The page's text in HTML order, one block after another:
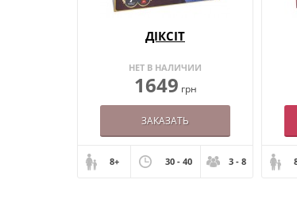
ДІКСІТ
НЕТ В НАЛИЧИИ
1649 грн
ЗАКАЗАТЬ
8+ 30 - 40 3 - 8